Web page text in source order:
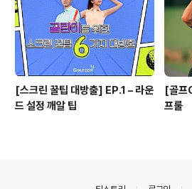
[스크린 꿀팁 대방출] EP.1 – 라운
드 설정 깨알 팁
[골프
프룰